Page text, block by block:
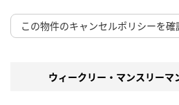
この物件のキャンセルポリシーを確
ウィークリー・マンスリーマ